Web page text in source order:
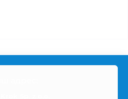
позиции для